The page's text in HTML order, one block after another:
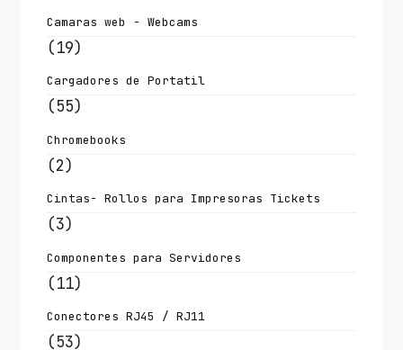
Camaras web - Webcams
(19)
Cargadores de Portatil
(55)
Chromebooks
(2)
Cintas- Rollos para Impresoras Tickets
(3)
Componentes para Servidores
(11)
Conectores RJ45 / RJ11
(53)